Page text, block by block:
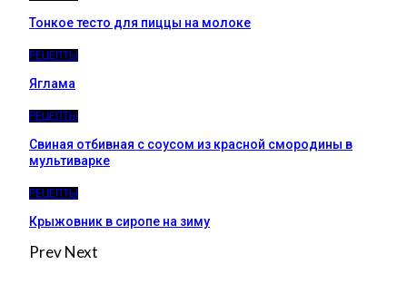
Тонкое тесто для пиццы на молоке
РЕЦЕПТЫ
Яглама
РЕЦЕПТЫ
Свиная отбивная с соусом из красной смородины в
мультиварке
РЕЦЕПТЫ
Крыжовник в сиропе на зиму
PrevNext